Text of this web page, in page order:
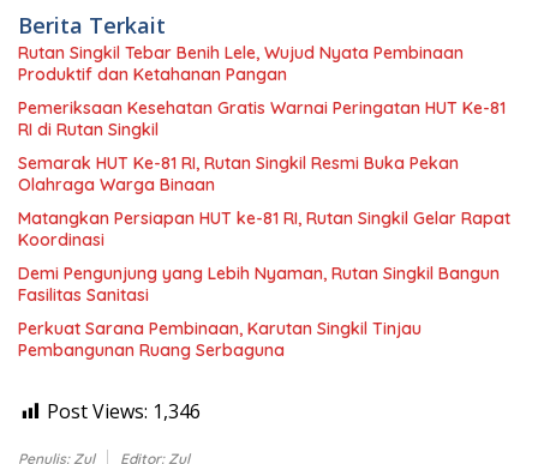
Berita Terkait
Rutan Singkil Tebar Benih Lele, Wujud Nyata Pembinaan
Produktif dan Ketahanan Pangan
Pemeriksaan Kesehatan Gratis Warnai Peringatan HUT Ke-81
RI di Rutan Singkil
Semarak HUT Ke-81 RI, Rutan Singkil Resmi Buka Pekan
Olahraga Warga Binaan
Matangkan Persiapan HUT ke-81 RI, Rutan Singkil Gelar Rapat
Koordinasi
Demi Pengunjung yang Lebih Nyaman, Rutan Singkil Bangun
Fasilitas Sanitasi
Perkuat Sarana Pembinaan, Karutan Singkil Tinjau
Pembangunan Ruang Serbaguna
Post Views: 1,346
Penulis: Zul Editor: Zul